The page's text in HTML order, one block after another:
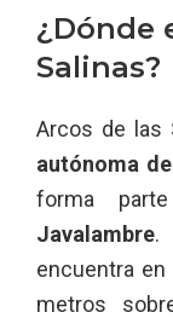
¿Dónde
Salinas?
Arcos de las
autónoma
forma
Javalambre.
encuentra en
metros